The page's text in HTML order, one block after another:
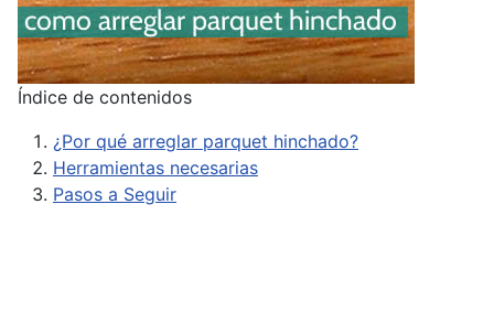
Índice de contenidos
¿Por qué arreglar parquet hinchado?
Herramientas necesarias
Pasos a Seguir